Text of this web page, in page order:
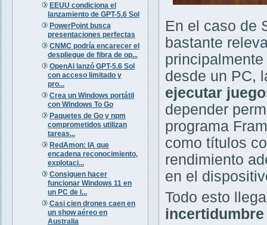
EEUU condiciona el
lanzamiento de GPT-5.6 Sol
PowerPoint busca
presentaciones perfectas
CNMC podría encarecer el
despliegue de fibra de op...
OpenAI lanzó GPT-5.6 Sol
con acceso limitado y
pro...
Crea un Windows portátil
con Windows To Go
Paquetes de Go y npm
comprometidos utilizan
tareas...
RedAmon: IA que
encadena reconocimiento,
explotaci...
Consiguen hacer
funcionar Windows 11 en
un PC de l...
Casi cien drones caen en
un show aéreo en
Australia
En el caso de
bastante
desde un PC,
ejecutar
depender
programa
como títulos
rendimiento
en el
Todo esto